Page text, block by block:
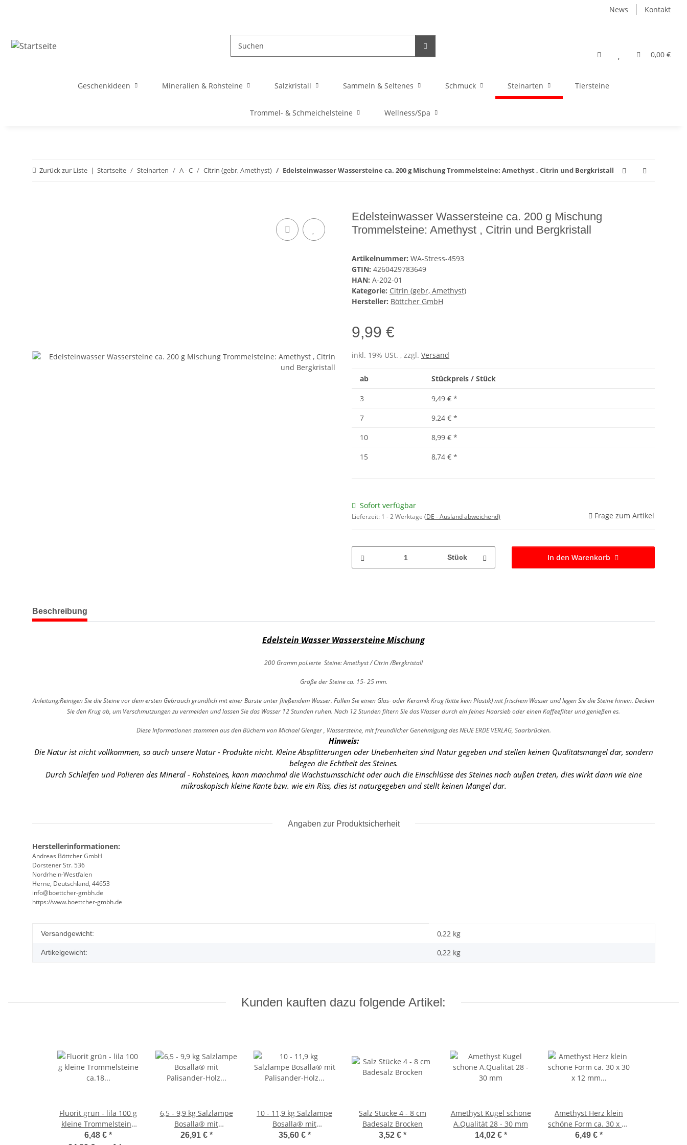
News Kontakt
0,00 €
Geschenkideen Mineralien & Rohsteine Salzkristall Sammeln & Seltenes Schmuck Steinarten Tiersteine
Trommel- & Schmeichelsteine Wellness/Spa
Zurück zur Liste Startseite Steinarten A - C Citrin (gebr, Amethyst) Edelsteinwasser Wassersteine ca. 200 g Mischung Trommelsteine: Amethyst , Citrin und Bergkristall
Edelsteinwasser Wassersteine ca. 200 g Mischung
Trommelsteine: Amethyst , Citrin und Bergkristall
Artikelnummer: WA-Stress-4593
GTIN: 4260429783649
HAN: A-202-01
Kategorie: Citrin (gebr, Amethyst)
Hersteller: Böttcher GmbH
9,99 €
inkl. 19% USt. , zzgl. Versand
ab Stückpreis / Stück
3 9,49 € *
7
9,24 € *
10
8,99 € *
15
8,74 € *
Sofort verfügbar
Lieferzeit: 1 - 2 Werktage (DE - Ausland abweichend) Frage zum Artikel
Stück In den Warenkorb
weitere Registerkarten anzeigen
Beschreibung
Edelstein Wasser Wassersteine Mischung
200 Gramm pol.ierte Steine: Amethyst / Citrin /Bergkristall
Größe der Steine ca. 15- 25 mm.
Anleitung:Reinigen Sie die Steine vor dem ersten Gebrauch gründlich mit einer Bürste unter fließendem Wasser. Füllen Sie einen Glas- oder Keramik Krug (bitte kein Plastik) mit frischem Wasser und legen Sie die Steine hinein. Decken
Sie den Krug ab, um Verschmutzungen zu vermeiden und lassen Sie das Wasser 12 Stunden ruhen. Nach 12 Stunden filtern Sie das Wasser durch ein feines Haarsieb oder einen Kaffeefilter und genießen es.
Diese Informationen stammen aus den Büchern von Michael Gienger , Wassersteine, mit freundlicher Genehmigung des NEUE ERDE VERLAG, Saarbrücken.
Hinweis:
Die Natur ist nicht vollkommen, so auch unsere Natur - Produkte nicht. Kleine Absplitterungen oder Unebenheiten sind Natur gegeben und stellen keinen Qualitätsmangel dar, sondern
belegen die Echtheit des Steines.
Durch Schleifen und Polieren des Mineral - Rohsteines, kann manchmal die Wachstumsschicht oder auch die Einschlüsse des Steines nach außen treten, dies wirkt dann wie eine
mikroskopisch kleine Kante bzw. wie ein Riss, dies ist naturgegeben und stellt keinen Mangel dar.
Angaben zur Produktsicherheit
Herstellerinformationen:
Andreas Böttcher GmbH
Dorstener Str. 536
Nordrhein-Westfalen
Herne, Deutschland, 44653
info@boettcher-gmbh.de
https://www.boettcher-gmbh.de
Produkteigenschaft
Wert
Versandgewicht: 0,22 kg
Artikelgewicht: 0,22 kg
Kunden kauften dazu folgende Artikel:
Fluorit grün - lila 100 g
kleine Trommelsteine
ca.18 - 20 mm
6,48 € *
6,5 - 9,9 kg Salzlampe
Bosalla® mit
Palisander-Holz Sockel,
26,91 € *
10 - 11,9 kg Salzlampe
Bosalla® mit
Palisander-Holz Sockel,
35,60 € *
Salz Stücke 4 - 8 cm
Badesalz Brocken
3,52 € *
Amethyst Kugel schöne
A.Qualität 28 - 30 mm
14,02 € *
Amethyst Herz klein
schöne Form ca. 30 x 30
x 12 mm als
6,49 € *